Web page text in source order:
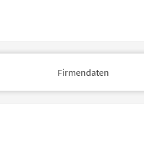
Firmendaten